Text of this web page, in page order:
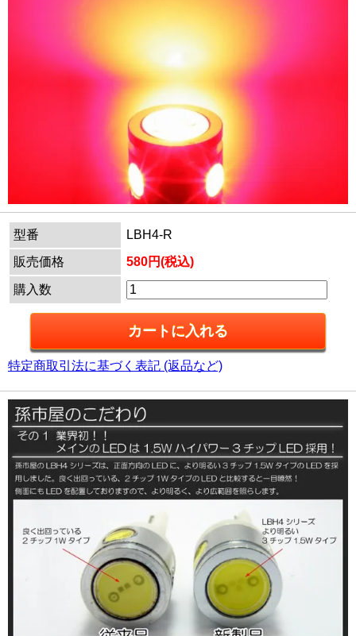
型番
LBH4-R
販売価格
580円(税込)
購入数
特定商取引法に基づく表記 (返品など)